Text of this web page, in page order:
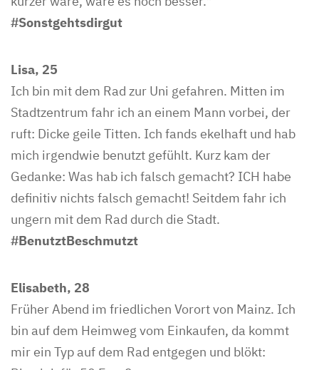
#Sonstgehtsdirgut
Lisa, 25
Ich bin mit dem Rad zur Uni gefahren. Mitten im
Stadtzentrum fahr ich an einem Mann vorbei, der
ruft: Dicke geile Titten. Ich fands ekelhaft und hab
mich irgendwie benutzt gefühlt. Kurz kam der
Gedanke: Was hab ich falsch gemacht? ICH habe
definitiv nichts falsch gemacht! Seitdem fahr ich
ungern mit dem Rad durch die Stadt.
#BenutztBeschmutzt
Elisabeth, 28
Früher Abend im friedlichen Vorort von Mainz. Ich
bin auf dem Heimweg vom Einkaufen, da kommt
mir ein Typ auf dem Rad entgegen und blökt: